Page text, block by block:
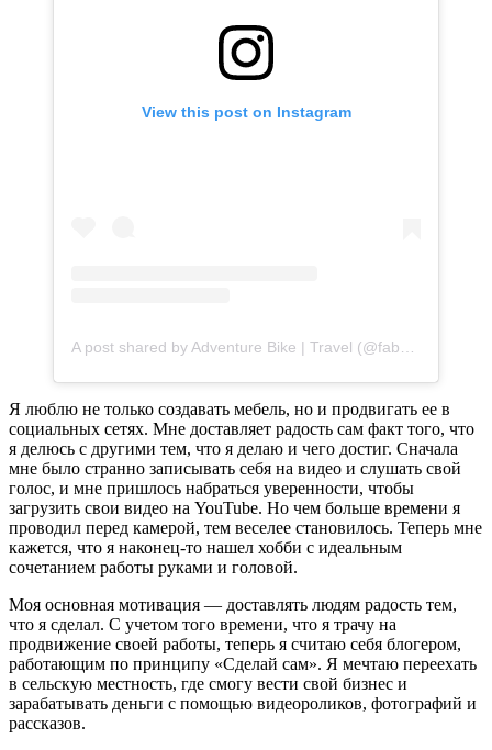
View this post on Instagram
Я люблю не только создавать мебель, но и продвигать ее в
социальных сетях. Мне доставляет радость сам факт того, что
я делюсь с другими тем, что я делаю и чего достиг. Сначала
мне было странно записывать себя на видео и слушать свой
голос, и мне пришлось набраться уверенности, чтобы
загрузить свои видео на YouTube. Но чем больше времени я
проводил перед камерой, тем веселее становилось. Теперь мне
кажется, что я наконец-то нашел хобби с идеальным
сочетанием работы руками и головой.
Моя основная мотивация — доставлять людям радость тем,
что я сделал. С учетом того времени, что я трачу на
продвижение своей работы, теперь я считаю себя блогером,
работающим по принципу «Сделай сам». Я мечтаю переехать
в сельскую местность, где смогу вести свой бизнес и
зарабатывать деньги с помощью видеороликов, фотографий и
рассказов.